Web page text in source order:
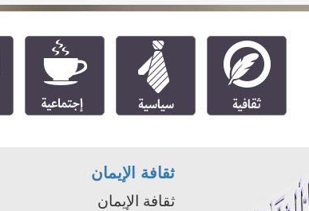
ثقافة الإيمان
ثقافة الإيمان